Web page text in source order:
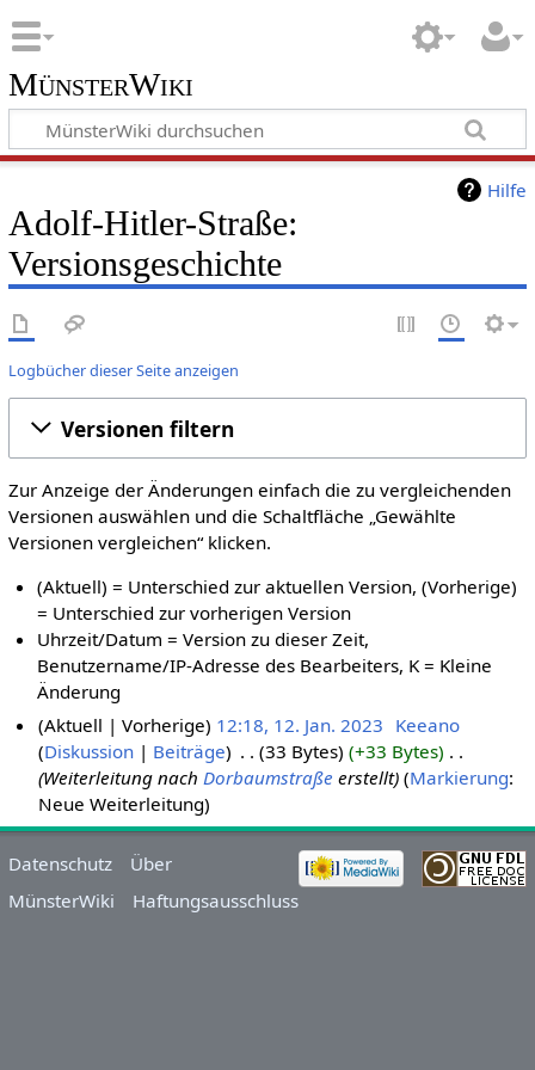
MünsterWiki
Hilfe
Adolf-Hitler-Straße:
Versionsgeschichte
Logbücher dieser Seite anzeigen
Versionen filtern
Zur Anzeige der Änderungen einfach die zu vergleichenden
Versionen auswählen und die Schaltfläche „Gewählte
Versionen vergleichen“ klicken.
(Aktuell) = Unterschied zur aktuellen Version, (Vorherige)
= Unterschied zur vorherigen Version
Uhrzeit/Datum = Version zu dieser Zeit,
Benutzername/IP-Adresse des Bearbeiters, K = Kleine
Änderung
Aktuell
Vorherige 12:18, 12. Jan. 2023 Keeano
Diskussion
Beiträge 33 Bytes +33 Bytes
Weiterleitung nach Dorbaumstraße erstellt Markierung:
Neue Weiterleitung
Datenschutz
Über
MünsterWiki
Haftungsausschluss